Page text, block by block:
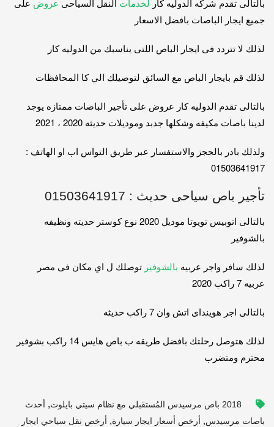
بالتالى تقدم شركه الدوليه كار لخدمات النقل السياحى عروض على
جميع ايجار الباصات بافضل الاسعار
لذلك لا تتردد فى ايجار الباص اللتى يناسبك من الدوليه كار
لذلك قم بايجار الباص مع السائق لتوصيلك الي كا المحافظات
بالتالى تقدم الدوليه كار عروض على تأجير الباصات ممتازه يوجد
لدينا باصات مكيفه وشكلها جدبد وموديلات حديثه 2020 ، 2021
ولذلك بادر بالحجز والاستفسار عبر طريق التواس اب او الهاتف :
01503641917
تأجير باص سياحى حديث : 01503641917
بالتالى اتوبيس تويوتا موديل 2020 نوع كوستر حديته ونظيفه
بالشوفير
لذلك سافر واجر عربيه بالشوفير توصلك ل اي مكان فى مصر
عربيه 7 راكب 2020
بالتالى اجر هوينداى اتش وان 7 راكب حديثه
لذلك هتوصل رحلتك بافضل طريقه ب باص هايس 14 راكب بشوفير
محترم ومتضرب
, أحدث
باصات مرسيدس, أرخص أسعار ايجار سيارة, أرخص نقل سياحي ايجار